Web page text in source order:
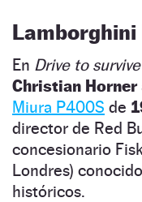
Lamborghini
En Drive to survive
Christian Horner
Miura P400S de
director de Red
concesionario
Londres)
históricos.